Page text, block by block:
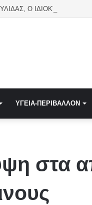
ΥΓΕΙΑ-ΠΕΡΙΒΑΛΛΟΝ
στα